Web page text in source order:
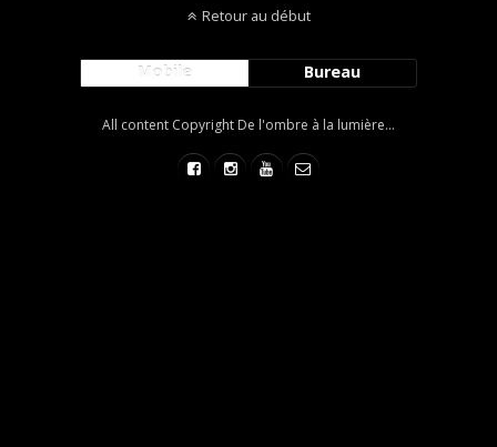
Retour au début
Mobile Bureau
All content Copyright De l'ombre à la lumière...